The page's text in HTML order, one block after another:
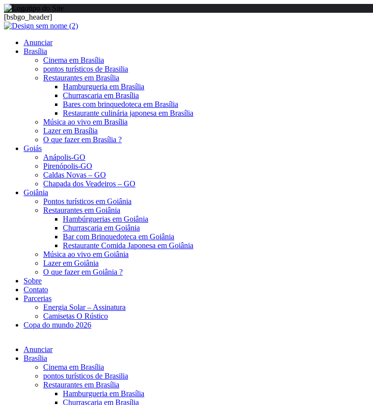
[bsbgo_header]
Anunciar
Brasília
Cinema em Brasília
pontos turísticos de Brasilia
Restaurantes em Brasília
Hamburgueria em Brasília
Churrascaria em Brasília
Bares com brinquedoteca em Brasília
Restaurante culinária japonesa em Brasília
Música ao vivo em Brasília
Lazer em Brasília
O que fazer em Brasília ?
Goiás
Anápolis-GO
Pirenópolis-GO
Caldas Novas – GO
Chapada dos Veadeiros – GO
Goiânia
Pontos turísticos em Goiânia
Restaurantes em Goiânia
Hambúrguerias em Goiânia
Churrascaria em Goiânia
Bar com Brinquedoteca em Goiânia
Restaurante Comida Japonesa em Goiânia
Música ao vivo em Goiânia
Lazer em Goiânia
O que fazer em Goiânia ?
Sobre
Contato
Parcerias
Energia Solar – Assinatura
Camisetas O Rústico
Copa do mundo 2026
Anunciar
Brasília
Cinema em Brasília
pontos turísticos de Brasilia
Restaurantes em Brasília
Hamburgueria em Brasília
Churrascaria em Brasília